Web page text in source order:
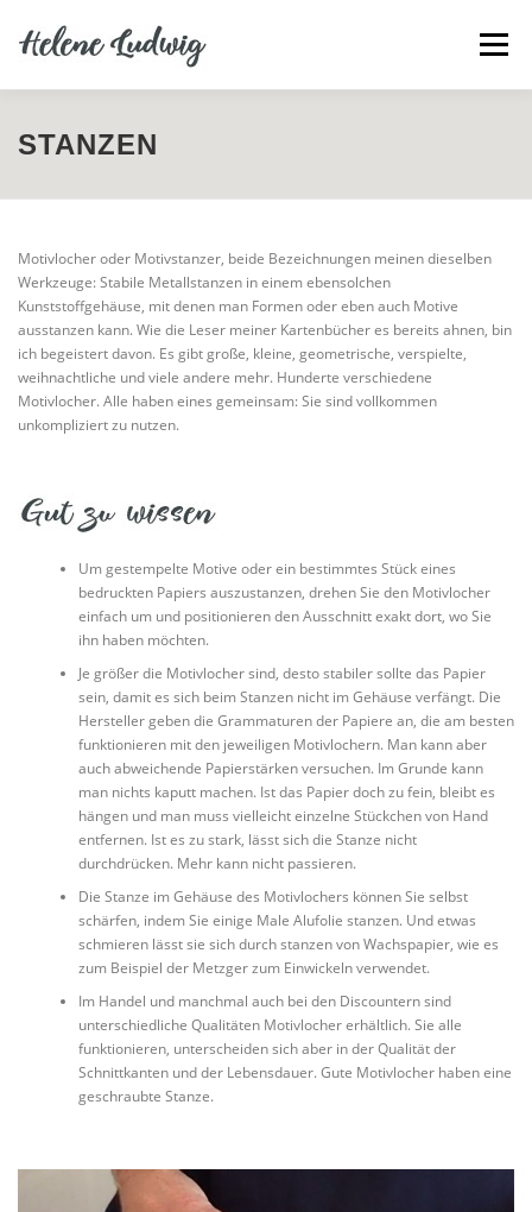
Inhalt
springen
Menü
DAILY SOAP
STANZEN
Motivlocher oder Motivstanzer, beide Bezeichnungen meinen dieselben
Werkzeuge: Stabile Metallstanzen in einem ebensolchen
Kunststoffgehäuse, mit denen man Formen oder eben auch Motive
ausstanzen kann. Wie die Leser meiner Kartenbücher es bereits ahnen, bin
ich begeistert davon. Es gibt große, kleine, geometrische, verspielte,
weihnachtliche und viele andere mehr. Hunderte verschiedene
Motivlocher. Alle haben eines gemeinsam: Sie sind vollkommen
unkompliziert zu nutzen.
Um gestempelte Motive oder ein bestimmtes Stück eines
bedruckten Papiers auszustanzen, drehen Sie den Motivlocher
einfach um und positionieren den Ausschnitt exakt dort, wo Sie
ihn haben möchten.
Je größer die Motivlocher sind, desto stabiler sollte das Papier
sein, damit es sich beim Stanzen nicht im Gehäuse verfängt. Die
Hersteller geben die Grammaturen der Papiere an, die am besten
funktionieren mit den jeweiligen Motivlochern. Man kann aber
auch abweichende Papierstärken versuchen. Im Grunde kann
man nichts kaputt machen. Ist das Papier doch zu fein, bleibt es
hängen und man muss vielleicht einzelne Stückchen von Hand
entfernen. Ist es zu stark, lässt sich die Stanze nicht
durchdrücken. Mehr kann nicht passieren.
Die Stanze im Gehäuse des Motivlochers können Sie selbst
schärfen, indem Sie einige Male Alufolie stanzen. Und etwas
schmieren lässt sie sich durch stanzen von Wachspapier, wie es
zum Beispiel der Metzger zum Einwickeln verwendet.
Im Handel und manchmal auch bei den Discountern sind
unterschiedliche Qualitäten Motivlocher erhältlich. Sie alle
funktionieren, unterscheiden sich aber in der Qualität der
Schnittkanten und der Lebensdauer. Gute Motivlocher haben eine
geschraubte Stanze.